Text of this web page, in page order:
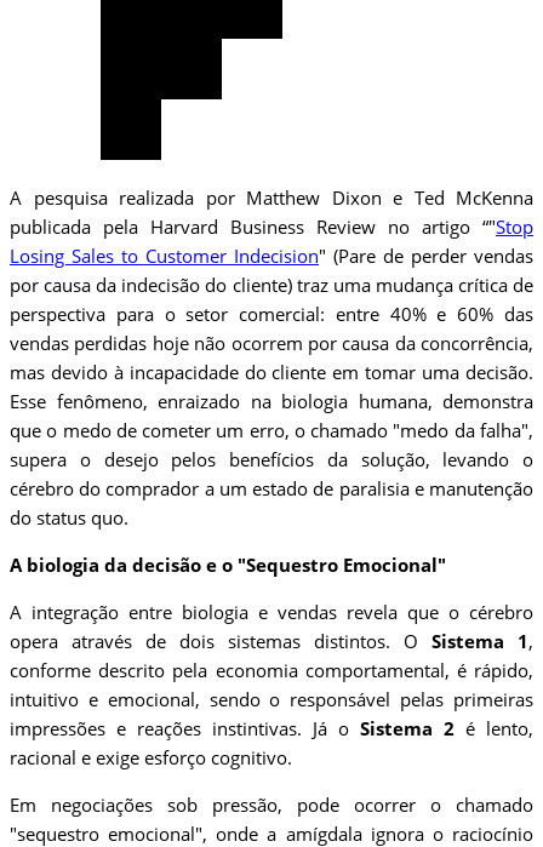
A pesquisa realizada por Matthew Dixon e Ted McKenna
publicada pela Harvard Business Review no artigo “"Stop
Losing Sales to Customer Indecision" (Pare de perder vendas
por causa da indecisão do cliente) traz uma mudança crítica de
perspectiva para o setor comercial: entre 40% e 60% das
vendas perdidas hoje não ocorrem por causa da concorrência,
mas devido à incapacidade do cliente em tomar uma decisão.
Esse fenômeno, enraizado na biologia humana, demonstra
que o medo de cometer um erro, o chamado "medo da falha",
supera o desejo pelos benefícios da solução, levando o
cérebro do comprador a um estado de paralisia e manutenção
do status quo.
A biologia da decisão e o "Sequestro Emocional"
A integração entre biologia e vendas revela que o cérebro
opera através de dois sistemas distintos. O Sistema 1,
conforme descrito pela economia comportamental, é rápido,
intuitivo e emocional, sendo o responsável pelas primeiras
impressões e reações instintivas. Já o Sistema 2 é lento,
racional e exige esforço cognitivo.
Em negociações sob pressão, pode ocorrer o chamado
"sequestro emocional", onde a amígdala ignora o raciocínio